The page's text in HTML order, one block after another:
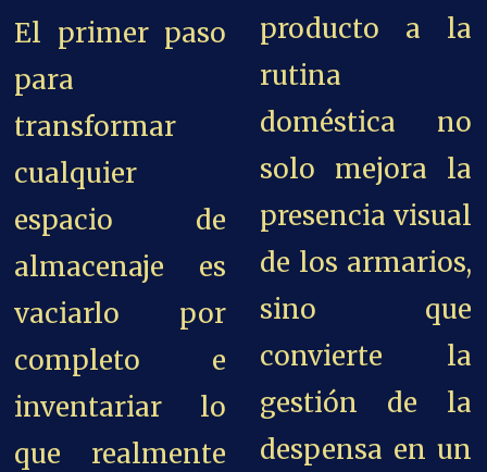
El primer paso
para
transformar
cualquier
espacio de
almacenaje es
vaciarlo por
completo e
inventariar lo
que realmente
producto a la
rutina
doméstica no
solo mejora la
presencia visual
de los armarios,
sino que
convierte la
gestión de la
despensa en un